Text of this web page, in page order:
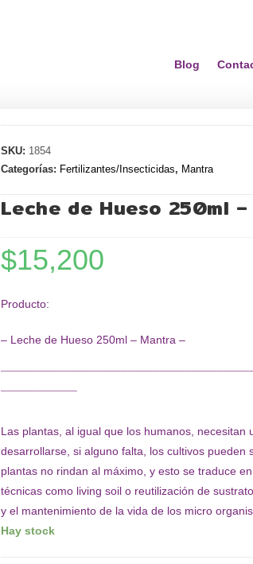
Blog
SKU: 1854
Categorías: Fertilizantes/Insecticidas, Mantra
Leche de Hueso 250ml
$15,200
Producto:
– Leche de Hueso 250ml – Mantra –
¯¯¯¯¯¯¯¯¯¯¯¯
Las plantas, al igual que los humanos,
desarrollarse, si alguno falta, los cultivos
plantas no rindan al máximo, y esto se traduce
técnicas como living soil o reutilización de
y el mantenimiento de la vida de los micro
Hay stock